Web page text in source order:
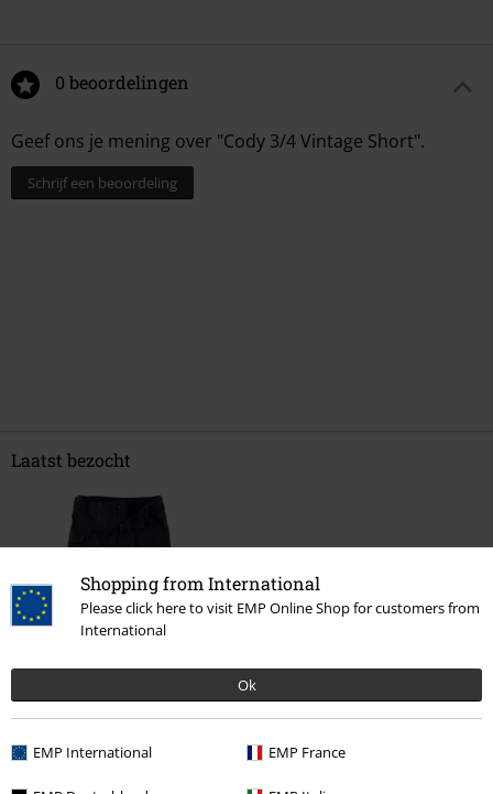
Shopping from International
Please click here to visit EMP Online Shop for customers from
International
Ok
EMP International EMP France
0 beoordelingen
Geef ons je mening over "Cody 3/4 Vintage Short".
Schrijf een beoordeling
Laatst bezocht
vanaf€ 43,99